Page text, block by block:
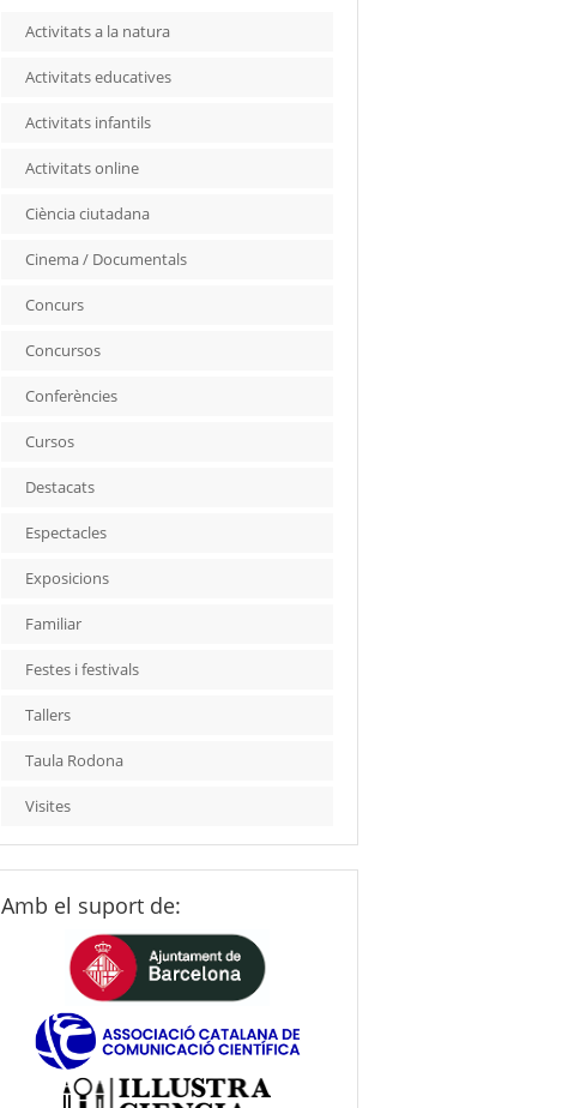
Activitats a la natura
Activitats educatives
Activitats infantils
Activitats online
Ciència ciutadana
Cinema / Documentals
Concurs
Concursos
Conferències
Cursos
Destacats
Espectacles
Exposicions
Familiar
Festes i festivals
Tallers
Taula Rodona
Visites
Amb el suport de: